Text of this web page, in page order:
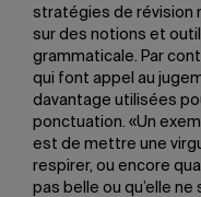
stratégies de révision
sur des notions et
grammaticale. Par
qui font appel au
davantage utilisées
ponctuation. «Un
est de mettre une
respirer, ou encore
pas belle ou qu’elle ne